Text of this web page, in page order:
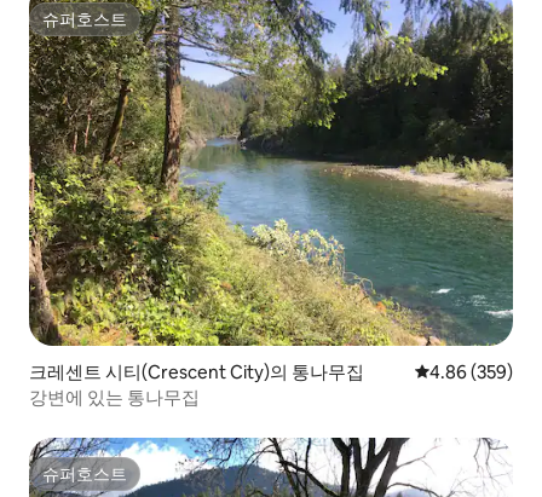
슈퍼호스트
슈퍼호스트
크레센트 시티(Crescent City)의 통나무집 평점 4.86점(5
4.86 (359)
강변에 있는 통나무집
슈퍼호스트
슈퍼호스트